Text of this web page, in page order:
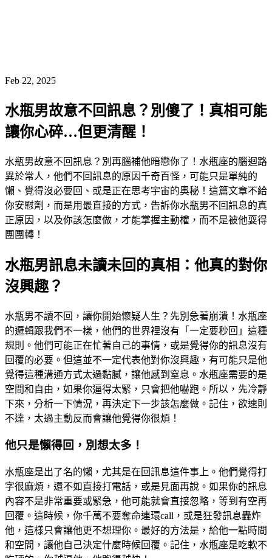
Feb 22, 2025
水瓶男故意不回訊息？別傻了！真相可能
讓你心碎…但更清醒！
水瓶男故意不回訊息？別再腦補他暗戀你了！水瓶座的腦迴路
異於常人，他們不回訊息的原因千奇百怪，可能只是單純的
懶、覺得沒必要回、或是正在思考宇宙的奧秘！這篇文章不給
你安慰劑，而是用最直接的方式，告訴你水瓶男不回訊息的真
正原因，以及你該怎麼做，才能掌握主動權，而不是被他耍得
團團轉！
水瓶男訊息未讀未回的真相：他真的對你
沒興趣？
水瓶男不讀不回，讓你開始懷疑人生？先別急著崩潰！水瓶座
的邏輯跟我們不一樣，他們的世界裡沒有「一定要秒回」這種
規則。他們可能正在忙著自己的事情，或是覺得你的訊息沒有
回覆的必要。但這並不一定代表他對你沒興趣，有可能只是他
覺得這種溝通方式太過黏膩，讓他感到窒息。水瓶座需要的是
空間和自由，如果你逼得太緊，只會把他嚇跑。所以，先冷靜
下來，分析一下情況，再決定下一步該怎麼做。記住，欲速則
不達，太過主動反而會讓他覺得你很煩！
他只是懶得回，別想太多！
水瓶座是出了名的懶，尤其是在回訊息這件事上。他們覺得打
字很麻煩，還不如直接打電話，或是見面再說。如果你的訊息
內容不是非常重要或緊急，他可能就會直接忽略，等到有空再
回覆。這時候，你千萬不要奪命連環call，或是狂發訊息轟炸
他，這樣只會讓他更不想理你。最好的方法是，給他一點時間
和空間，讓他自己決定什麼時候回覆。記住，水瓶座是吃軟不